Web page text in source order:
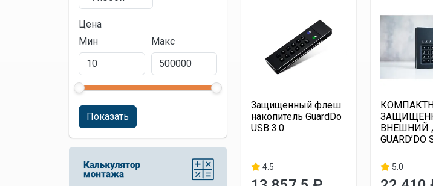
Защищенный флеш
накопитель GuardDo
USB 3.0
4.5
ВНЕШНИЙ
GUARD’DO
5.0
Цена
Мин
Макс
Показать